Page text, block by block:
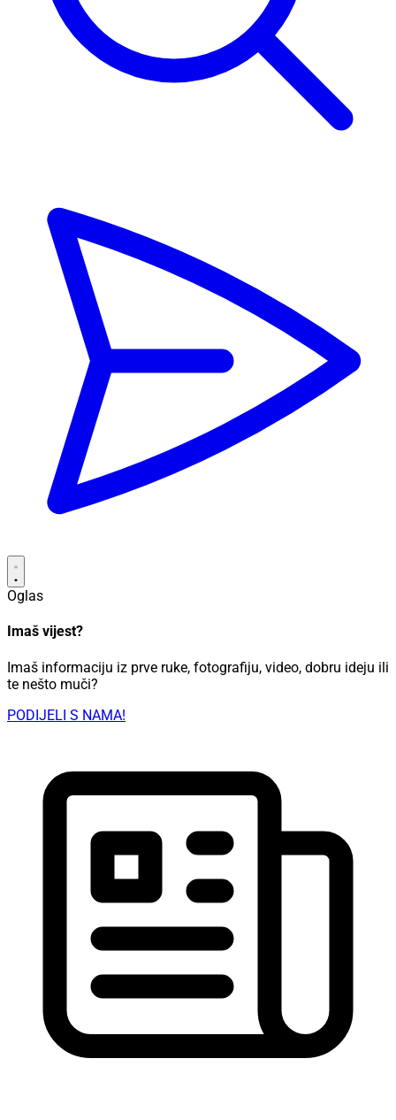
Oglas
Imaš vijest?
Imaš informaciju iz prve ruke, fotografiju, video, dobru ideju ili
te nešto muči?
PODIJELI S NAMA!